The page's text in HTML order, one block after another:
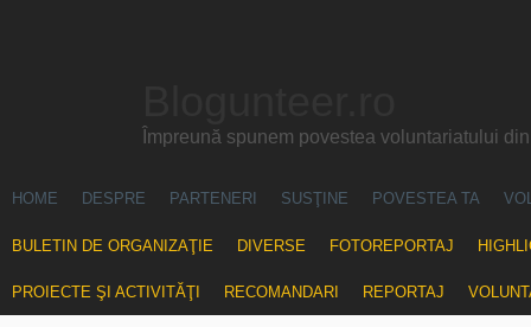
Împreună spunem povestea voluntariatului
HOME DESPRE PARTENERI SUSŢINE POVESTEA TA
BULETIN DE ORGANIZAŢIE DIVERSE FOTOREPORTAJ
PROIECTE ŞI ACTIVITĂŢI RECOMANDARI REPORTAJ